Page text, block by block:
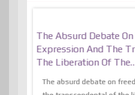
The Absurd Debate
Expression And The
The Liberation Of
The absurd debate on